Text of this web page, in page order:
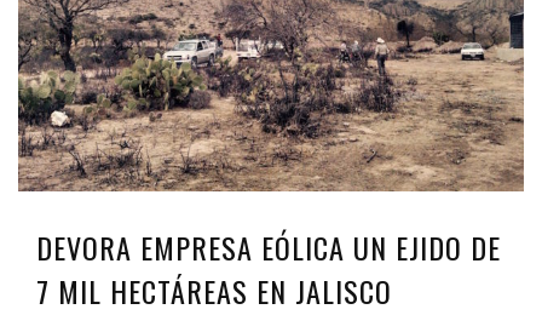
DEVORA EMPRESA EÓLICA UN EJIDO DE
7 MIL HECTÁREAS EN JALISCO